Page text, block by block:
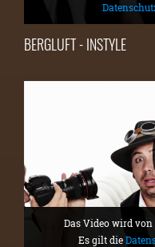
BERGLUFT - INSTYLE
Das Video wird von
Es gilt die